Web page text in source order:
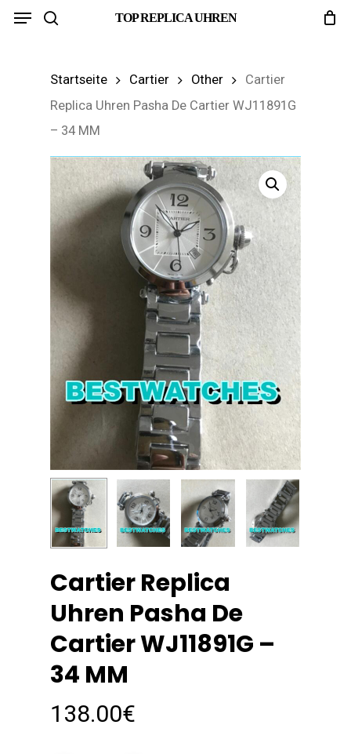
Skip
TOP REPLICA UHREN
Menu
Startseite Cartier Other
Cartier
Replica Uhren Pasha De Cartier WJ11891G
– 34 MM
Cartier Replica
Uhren Pasha De
Cartier WJ11891G –
34 MM
138.00€